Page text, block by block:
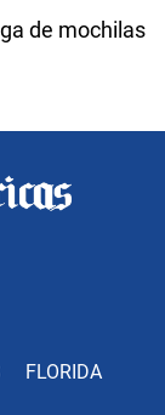
de mochilas
FLORIDA